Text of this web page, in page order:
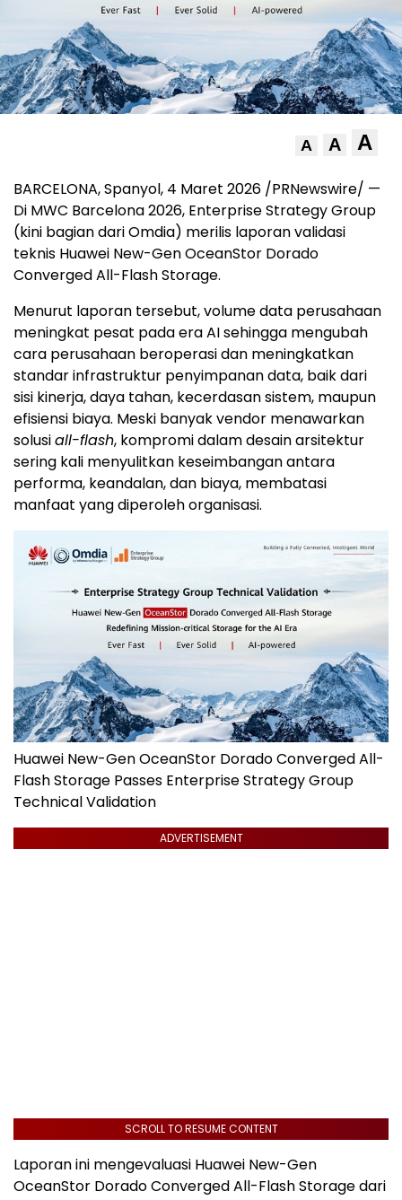
A A A
BARCELONA, Spanyol, 4 Maret 2026 /PRNewswire/ —
Di MWC Barcelona 2026, Enterprise Strategy Group
(kini bagian dari Omdia) merilis laporan validasi
teknis Huawei New-Gen OceanStor Dorado
Converged All-Flash Storage.
Menurut laporan tersebut, volume data perusahaan
meningkat pesat pada era AI sehingga mengubah
cara perusahaan beroperasi dan meningkatkan
standar infrastruktur penyimpanan data, baik dari
sisi kinerja, daya tahan, kecerdasan sistem, maupun
efisiensi biaya. Meski banyak vendor menawarkan
solusiall-flash, kompromi dalam desain arsitektur
sering kali menyulitkan keseimbangan antara
performa, keandalan, dan biaya, membatasi
manfaat yang diperoleh organisasi.
Huawei New-Gen OceanStor Dorado Converged All-
Flash Storage Passes Enterprise Strategy Group
Technical Validation
ADVERTISEMENT
SCROLL TO RESUME CONTENT
Laporan ini mengevaluasi Huawei New-Gen
OceanStor Dorado Converged All-Flash Storage dari